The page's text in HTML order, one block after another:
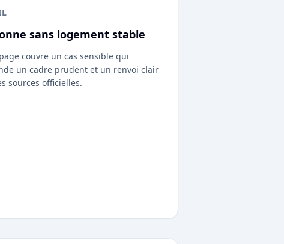
sans logement stable
couvre un cas sensible qui
un cadre prudent et un renvoi clair
sources officielles.